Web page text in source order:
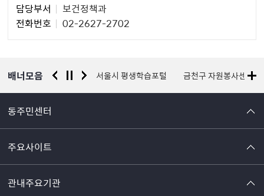
자
담당부서
보건정책과
전화번호
02-2627-2702
배너모음
경찰청 유실물 통합포털 서울시 평생학습포털 금천구 자원봉사센터
동주민센터
주요사이트
관내주요기관